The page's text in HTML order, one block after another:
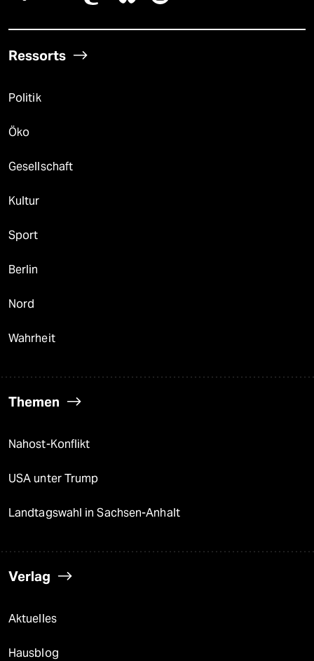
Ressorts
Politik
Öko
Gesellschaft
Kultur
Sport
Berlin
Nord
Wahrheit
Themen
Nahost-Konflikt
USA unter Trump
Landtagswahl in Sachsen-Anhalt
Verlag
Aktuelles
Hausblog